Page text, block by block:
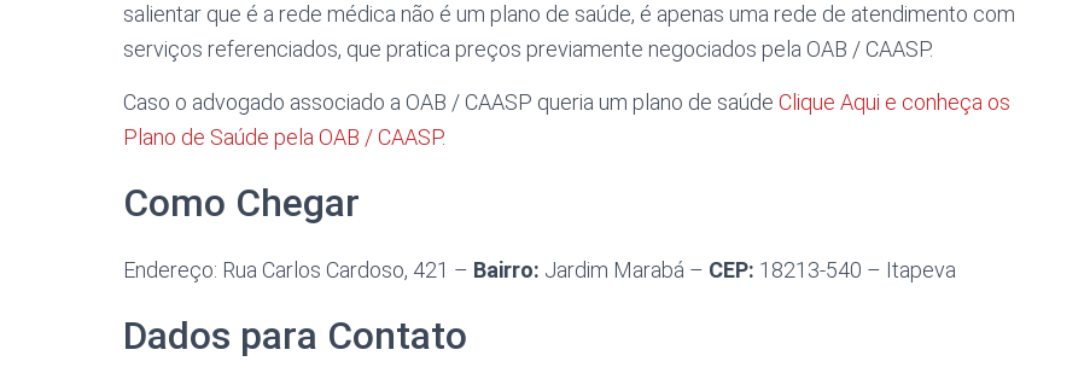
salientar que é a rede médica não é um plano de saúde, é apenas uma rede de atendimento com
serviços referenciados, que pratica preços previamente negociados pela OAB / CAASP.
Caso o advogado associado a OAB / CAASP queria um plano de saúde Clique Aqui e conheça os
Plano de Saúde pela OAB / CAASP.
Como Chegar
Endereço: Rua Carlos Cardoso, 421 – Bairro: Jardim Marabá – CEP: 18213-540 – Itapeva
Dados para Contato